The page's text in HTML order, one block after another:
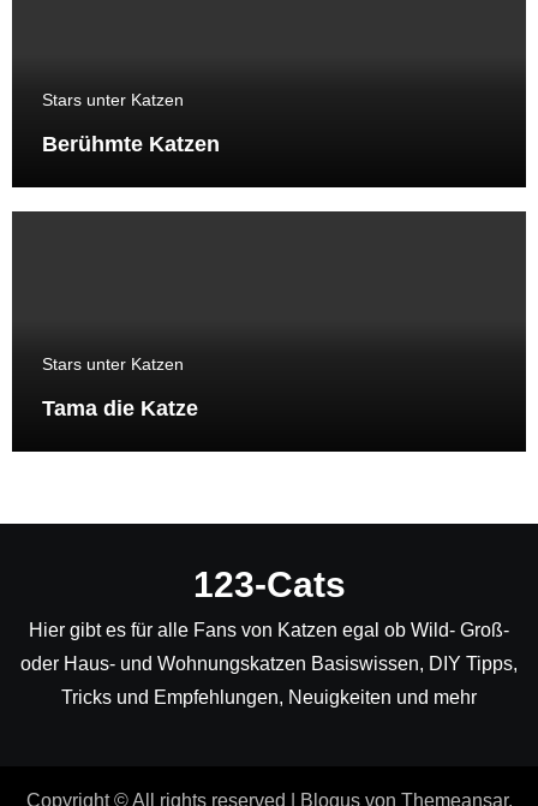
Stars unter Katzen
Berühmte Katzen
Stars unter Katzen
Tama die Katze
123-Cats
Hier gibt es für alle Fans von Katzen egal ob Wild- Groß-
oder Haus- und Wohnungskatzen Basiswissen, DIY Tipps,
Tricks und Empfehlungen, Neuigkeiten und mehr
Copyright © All rights reserved Blogusvon Themeansar.